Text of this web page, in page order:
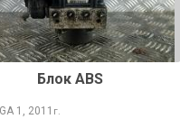
Блок ABS
1, 2011 г.